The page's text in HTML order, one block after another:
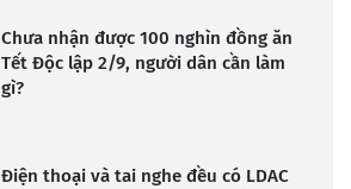
Chưa nhận được 100 nghìn đồng ăn
Tết Độc lập 2/9, người dân cần làm
gì?
Điện thoại và tai nghe đều có LDAC